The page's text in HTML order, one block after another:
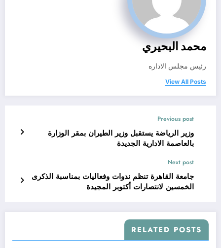
محمد البحيري
رئيس مجلس الاداره
View All Posts
Previous post
وزير الرياضة يستقبل وزير الطيران بمقر الوزارة
بالعاصمة الادارية الجديدة
Next post
جامعة القاهرة تنظم ندوات وفعاليات بمناسبة الذكرى
الخمسين لانتصارات أكتوبر المجيدة
RELATED POSTS